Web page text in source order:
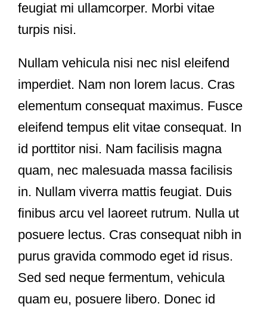
feugiat mi ullamcorper. Morbi vitae
turpis nisi.
Nullam vehicula nisi nec nisl eleifend
imperdiet. Nam non lorem lacus. Cras
elementum consequat maximus. Fusce
eleifend tempus elit vitae consequat. In
id porttitor nisi. Nam facilisis magna
quam, nec malesuada massa facilisis
in. Nullam viverra mattis feugiat. Duis
finibus arcu vel laoreet rutrum. Nulla ut
posuere lectus. Cras consequat nibh in
purus gravida commodo eget id risus.
Sed sed neque fermentum, vehicula
quam eu, posuere libero. Donec id